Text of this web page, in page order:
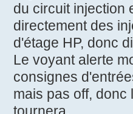
du circuit injection
directement des
d'étage HP, donc
Le voyant alerte
consignes
mais pas off, donc